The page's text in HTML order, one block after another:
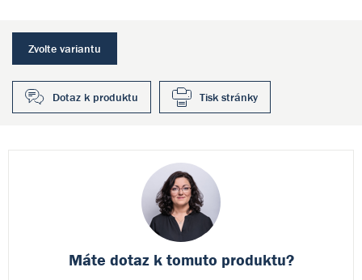
Zvolte variantu
Dotaz k produktu Tisk stránky
Máte dotaz k tomuto produktu?